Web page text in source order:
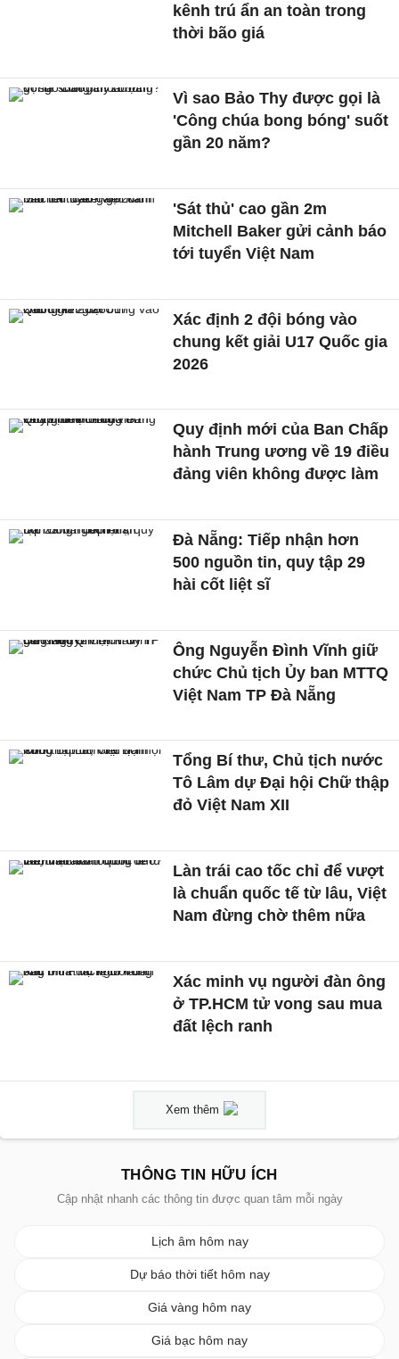
kênh trú ẩn an toàn trong
thời bão giá
Vì sao Bảo Thy được gọi là
'Công chúa bong bóng' suốt
gần 20 năm?
'Sát thủ' cao gần 2m
Mitchell Baker gửi cảnh báo
tới tuyển Việt Nam
Xác định 2 đội bóng vào
chung kết giải U17 Quốc gia
2026
Quy định mới của Ban Chấp
hành Trung ương về 19 điều
đảng viên không được làm
Đà Nẵng: Tiếp nhận hơn
500 nguồn tin, quy tập 29
hài cốt liệt sĩ
Ông Nguyễn Đình Vĩnh giữ
chức Chủ tịch Ủy ban MTTQ
Việt Nam TP Đà Nẵng
Tổng Bí thư, Chủ tịch nước
Tô Lâm dự Đại hội Chữ thập
đỏ Việt Nam XII
Làn trái cao tốc chỉ để vượt
là chuẩn quốc tế từ lâu, Việt
Nam đừng chờ thêm nữa
Xác minh vụ người đàn ông
ở TP.HCM tử vong sau mua
đất lệch ranh
Xem thêm
THÔNG TIN HỮU ÍCH
Cập nhật nhanh các thông tin được quan tâm mỗi ngày
Lịch âm hôm nay
Dự báo thời tiết hôm nay
Giá vàng hôm nay
Giá bạc hôm nay